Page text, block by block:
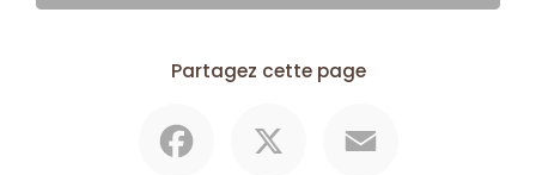
Partagez cette page